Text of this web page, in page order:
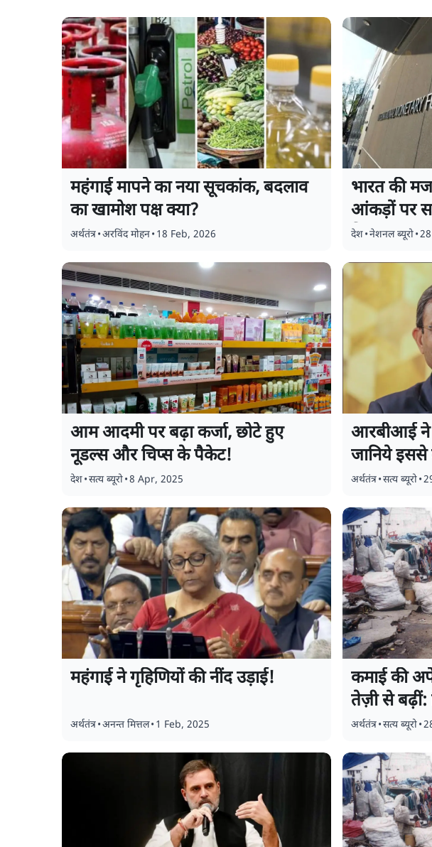
महंगाई मापने का नया सूचकांक, बदलाव
का खामोश पक्ष क्या?
अर्थतंत्र•अरविंद मोहन• 18 Feb, 2026
भारत की
आंकड़ों पर
दिया
देश•नेशनल ब्यूरो•
आम आदमी पर बढ़ा कर्जा, छोटे हुए
नूडल्स और चिप्स के पैकेट!
देश•सत्य ब्यूरो•8 Apr, 2025
आरबीआई ने
जानिये इससे
अर्थतंत्र•सत्य ब्यूरो•
महंगाई ने गृहिणियों की नींद उड़ाई!
अर्थतंत्र•अनन्त मित्तल• 1 Feb, 2025
कमाई की
तेज़ी से बढ़ीं:
अर्थतंत्र•सत्य ब्यूरो•